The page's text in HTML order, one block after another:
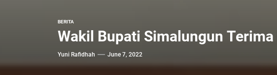
BERITA
Wakil Bupati Simalungun
Yuni Rafidhah June 7, 2022